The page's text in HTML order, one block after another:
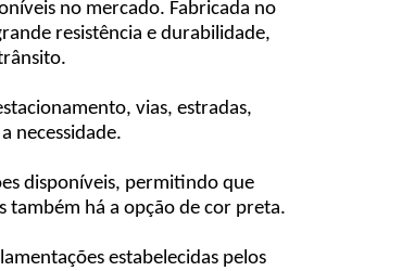
no mercado. Fabricada no
resistência e durabilidade,
vias, estradas,
necessidade.
disponíveis, permitindo que
também há a opção de cor preta.
estabelecidas pelos